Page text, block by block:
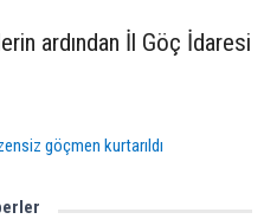
ardından İl Göç İdaresi
göçmen kurtarıldı